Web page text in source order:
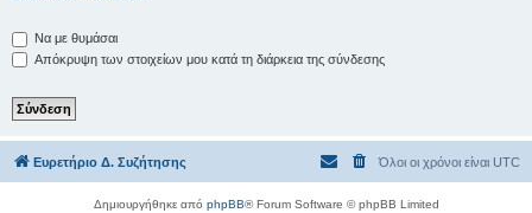
Να με θυμάσαι
Απόκρυψη των στοιχείων μου κατά τη διάρκεια της σύνδεσης
Ευρετήριο Δ. Συζήτησης Όλοι οι χρόνοι είναι UTC
Δημιουργήθηκε από phpBB® Forum Software © phpBB Limited